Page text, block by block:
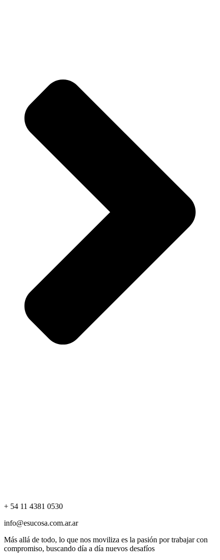
+ 54 11 4381 0530
info@esucosa.com.ar.ar
Más allá de todo, lo que nos moviliza es la pasión por trabajar con
compromiso, buscando día a día nuevos desafíos